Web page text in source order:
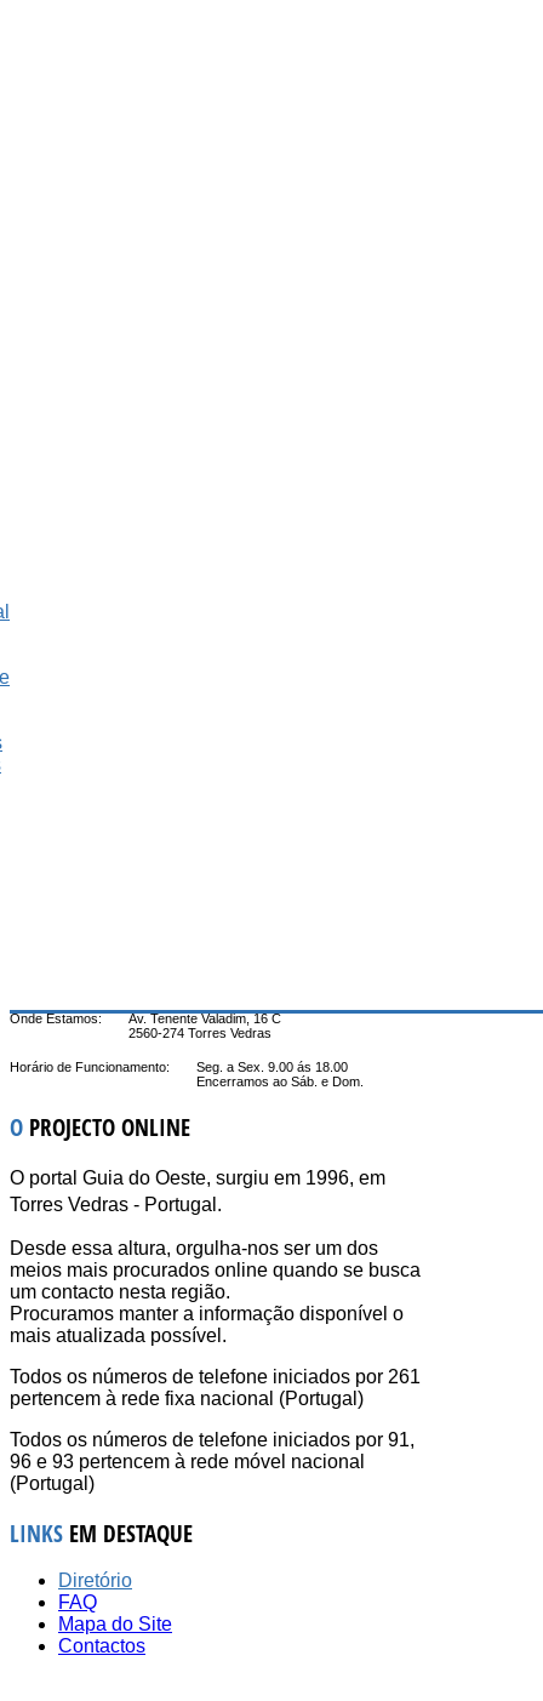
Onde Estamos:
Av. Tenente Valadim, 16 C
2560-274 Torres Vedras
Horário de Funcionamento:
Seg. a Sex. 9.00 ás 18.00
Encerramos ao Sáb. e Dom.
O PROJECTO ONLINE
O portal Guia do Oeste, surgiu em 1996, em
Torres Vedras - Portugal.
Desde essa altura, orgulha-nos ser um dos
meios mais procurados online quando se busca
um contacto nesta região.
Procuramos manter a informação disponível o
mais atualizada possível.
Todos os números de telefone iniciados por 261
pertencem à rede fixa nacional (Portugal)
Todos os números de telefone iniciados por 91,
96 e 93 pertencem à rede móvel nacional
(Portugal)
LINKS EM DESTAQUE
Diretório
FAQ
Mapa do Site
Contactos